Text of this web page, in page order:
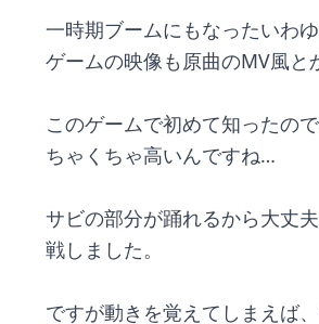
一時期ブームにもなったいわ
ゲームの映像も原曲のMV風と
このゲームで初めて知ったの
ちゃくちゃ高いんですね…
サビの部分が踊れるから大丈
戦しました。
ですが動きを覚えてしまえば